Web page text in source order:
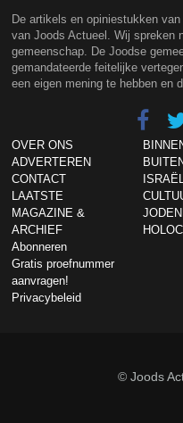
De artikels en opiniestukken
van Joods Actueel. Wij spreken
gemeenschap. De Joodse
gemandateerde feitelijke
een eigen mening te hebben en
OVER ONS
ADVERTEREN
CONTACT
LAATSTE
MAGAZINE &
ARCHIEF
Abonneren
Gratis proefnummer
aanvragen!
Privacybeleid
ISRAËL
© Joods